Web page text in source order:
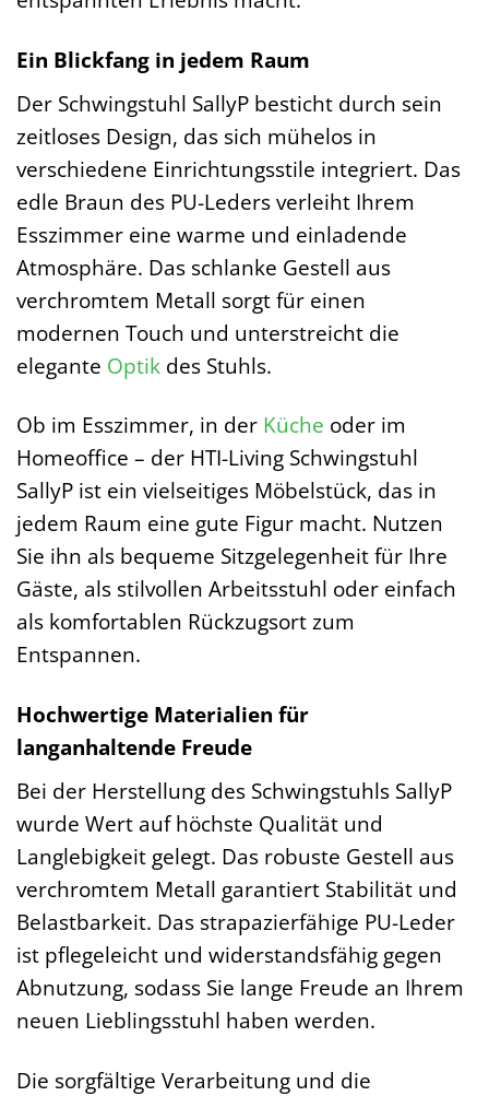
Ein Blickfang in jedem Raum
Der Schwingstuhl SallyP besticht durch sein
zeitloses Design, das sich mühelos in
verschiedene Einrichtungsstile integriert. Das
edle Braun des PU-Leders verleiht Ihrem
Esszimmer eine warme und einladende
Atmosphäre. Das schlanke Gestell aus
verchromtem Metall sorgt für einen
modernen Touch und unterstreicht die
elegante Optik des Stuhls.
Ob im Esszimmer, in der Küche oder im
Homeoffice – der HTI-Living Schwingstuhl
SallyP ist ein vielseitiges Möbelstück, das in
jedem Raum eine gute Figur macht. Nutzen
Sie ihn als bequeme Sitzgelegenheit für Ihre
Gäste, als stilvollen Arbeitsstuhl oder einfach
als komfortablen Rückzugsort zum
Entspannen.
Hochwertige Materialien für
langanhaltende Freude
Bei der Herstellung des Schwingstuhls SallyP
wurde Wert auf höchste Qualität und
Langlebigkeit gelegt. Das robuste Gestell aus
verchromtem Metall garantiert Stabilität und
Belastbarkeit. Das strapazierfähige PU-Leder
ist pflegeleicht und widerstandsfähig gegen
Abnutzung, sodass Sie lange Freude an Ihrem
neuen Lieblingsstuhl haben werden.
Die sorgfältige Verarbeitung und die